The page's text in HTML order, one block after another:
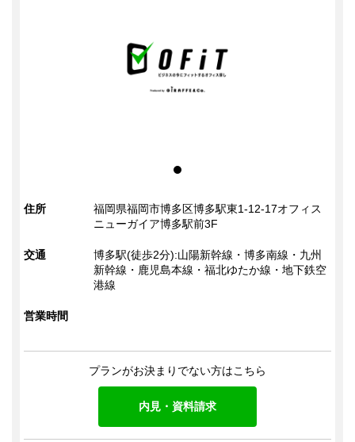
住所
福岡県福岡市博多区博多駅東1-12-17オフィス
ニューガイア博多駅前3F
交通
博多駅(徒歩2分):山陽新幹線・博多南線・九州
新幹線・鹿児島本線・福北ゆたか線・地下鉄空
港線
営業時間
プランがお決まりでない方はこちら
内見・資料請求